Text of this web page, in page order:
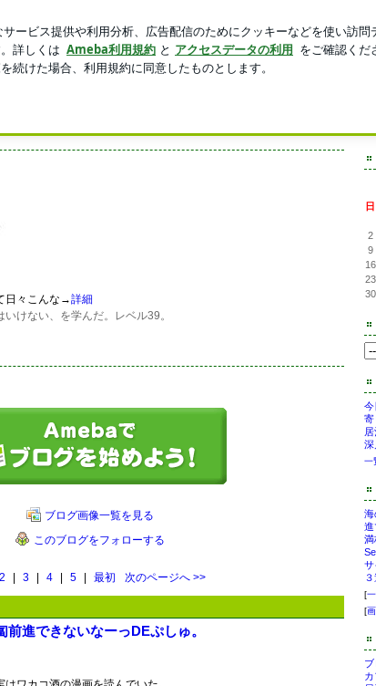
ザ
んしん！～しとりで飲み歩き
ト・・・はビール腹を超えて白髪まで！ヾ(^-^&#59;ヾあーそりゃそりゃ。匍匐前
日
2
9
16
23
30
今
寄
深
一
海
進
満
サ
[
[
日々こんな→詳細
けない、を学んだ。レベル39。
ブログ画像一覧を見る
このブログをフォローする
2 3 4 5 最初 次のページへ>>
進できないなーっDEぷしゅ。